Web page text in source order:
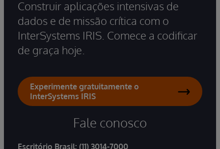
Construir aplicações intensivas de
dados e de missão crítica com o
InterSystems IRIS. Comece a codificar
de graça hoje.
Experimente gratuitamente o
InterSystems IRIS
Fale conosco
Escritório Brasil: (11) 3014-7000